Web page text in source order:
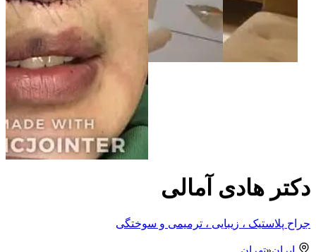
دکتر هادی آمالی
جراح پلاستیک ، زیبایی ، ترمیمی و سوختگی